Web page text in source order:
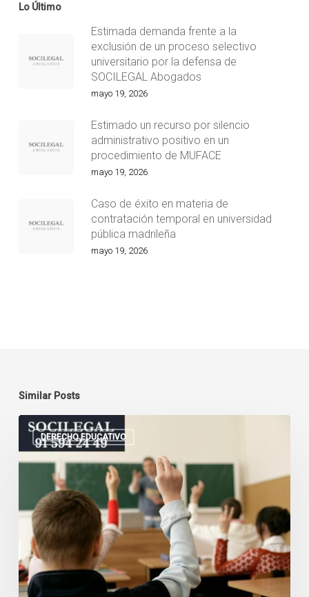
Lo Último
Estimada demanda frente a la
exclusión de un proceso selectivo
universitario por la defensa de
SOCILEGAL Abogados
mayo 19, 2026
Estimado un recurso por silencio
administrativo positivo en un
procedimiento de MUFACE
mayo 19, 2026
Caso de éxito en materia de
contratación temporal en universidad
pública madrileña
mayo 19, 2026
Similar Posts
DERECHO EDUCATIVO
Incapacidad
permanente
para
profesores